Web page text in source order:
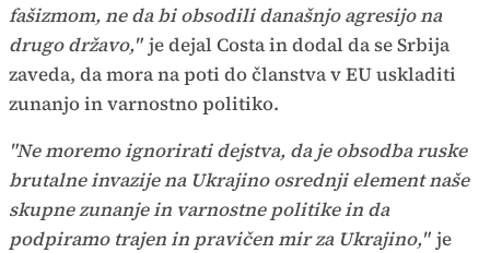
fašizmom, ne da bi obsodili današnjo agresijo na
drugo državo," je dejal Costa in dodal da se Srbija
zaveda, da mora na poti do članstva v EU uskladiti
zunanjo in varnostno politiko.
"Ne moremo ignorirati dejstva, da je obsodba ruske
brutalne invazije na Ukrajino osrednji element naše
skupne zunanje in varnostne politike in da
podpiramo trajen in pravičen mir za Ukrajino," je